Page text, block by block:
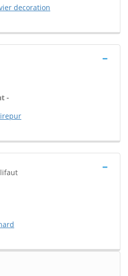
decoration
-